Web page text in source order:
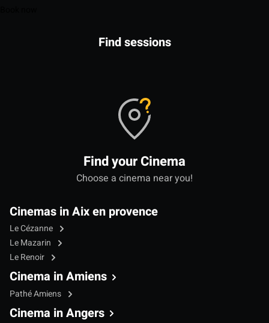
Find sessions
Find your Cinema
Choose a cinema near you!
Cinemas in Aix en provence
Le Cézanne
Le Mazarin
Le Renoir
Cinema in Amiens
Pathé Amiens
Cinema in Angers